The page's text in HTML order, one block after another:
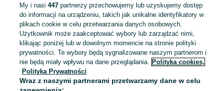
Blacha T-18 Mix kolorów
WYPRZEDAŻ !!! 3,99 kg brutto
3,99 zł
Oborniki
16 lipca 2026
My i nasi 447partnerzy przechowujemy lub uzyskujemy dostęp
do informacji na urządzeniu, takich jak unikalne identyfikatory w
plikach cookie w celu przetwarzania danych osobowych.
Użytkownik może zaakceptować wybory lub zarządzać nimi,
klikając poniżej lub w dowolnym momencie na stronie polityki
prywatności. Te wybory będą sygnalizowane naszym partnerom i
nie będą miały wpływu na dane przeglądania. Polityka cookies,
Polityka Prywatności
Wraz z naszymi partnerami przetwarzamy dane w celu